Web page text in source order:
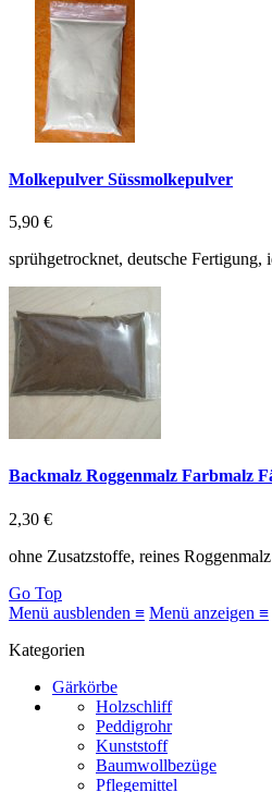
Molkepulver Süssmolkepulver
5,90 €
sprühgetrocknet, deutsche
Backmalz Roggenmalz Farbmalz
2,30 €
ohne Zusatzstoffe, reines
Go Top
Menü ausblenden ≡ Menü anzeigen ≡
Kategorien
Gärkörbe
Holzschliff
Peddigrohr
Kunststoff
Baumwollbezüge
Pflegemittel